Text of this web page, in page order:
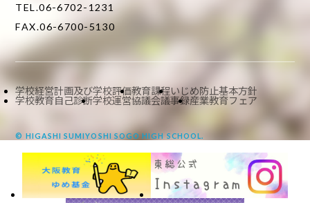
TEL.06-6702-1231
FAX.06-6700-5130
学校経営計画及び学校評価教育課程いじめ防止基本方針
学校教育自己診断学校運営協議会議事録産業教育フェア
© HIGASHI SUMIYOSHI SOGO HIGH SCHOOL.